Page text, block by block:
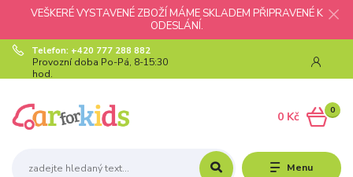
VEŠKERÉ VYSTAVENÉ ZBOŽÍ MÁME SKLADEM PŘIPRAVENÉ K
ODESLÁNÍ.
Menu
Telefon: +420 777 288 882
Provozní doba Po-Pá, 8-15:30
hod.
0
0 Kč